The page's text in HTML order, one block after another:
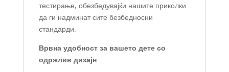
тестирање, обезбедувајќи нашите приколки
да ги надминат сите безбедносни
стандарди.
Врвна удобност за вашето дете со
одржлив дизајн